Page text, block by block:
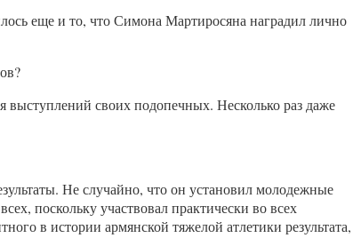
еще и то, что Симона Мартиросяна наградил лично
своих подопечных. Несколько раз даже
Не случайно, что он установил молодежные
поскольку участвовал практически во всех
в истории армянской тяжелой атлетики результата,